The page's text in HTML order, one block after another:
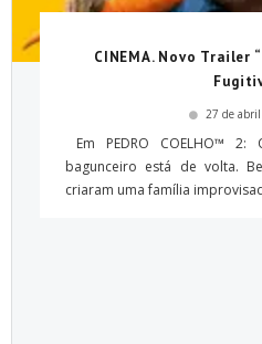
CINEMA. Novo Trailer
27 de
Em PEDRO COELHO™ 2:
bagunceiro está de volta.
criaram uma família